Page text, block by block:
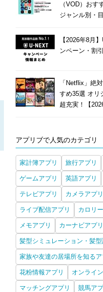
（VOD）おす
ジャンル別・
【2026年8月
ンペーン・割
「Netflix」絶
すめ35選 オリ
超充実！【
アプリブで人気のカテゴリ
家計簿アプリ 旅行アプリ
ゲームアプリ 英語アプリ
テレビアプリ カメラアプリ
ライブ配信アプリ カロリ
メモアプリ カーナビアプリ
髪型シミュレーション・髪型
家族や友達の居場所を知るア
花粉情報アプリ オンライ
マッチングアプリ 競馬ア